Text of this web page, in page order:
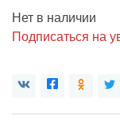
Нет в наличии
Подписаться на